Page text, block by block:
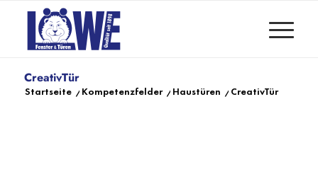
CreativTür
Startseite / Kompetenzfelder / Haustüren / CreativTür